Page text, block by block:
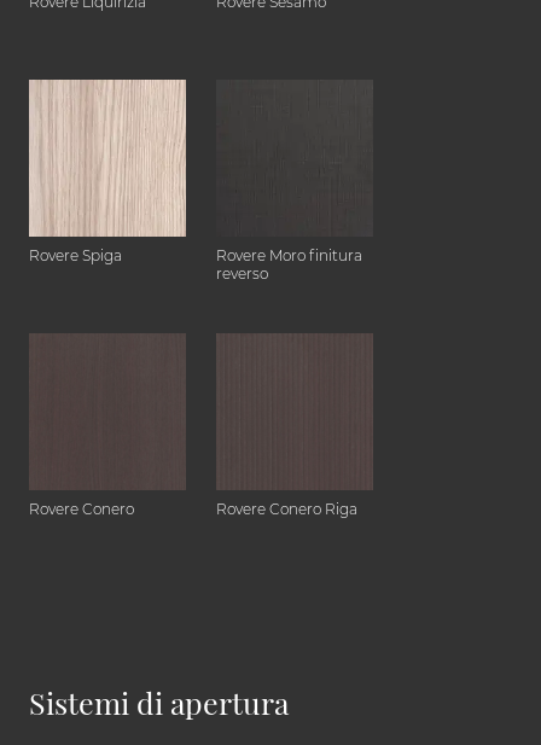
Rovere Spiga
Rovere Moro finitura
reverso
Rovere Conero Rovere Conero Riga
Sistemi di apertura